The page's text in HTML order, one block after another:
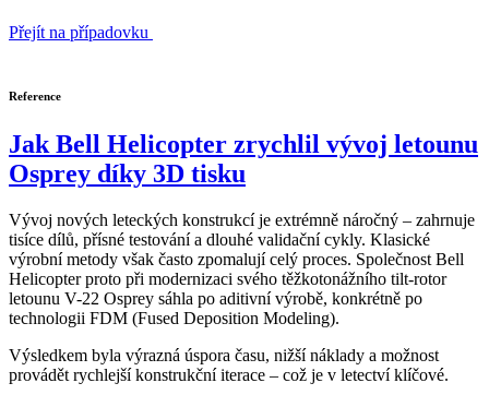
Přejít na případovku
Reference
Jak Bell Helicopter zrychlil vývoj letounu
Osprey díky 3D tisku
Vývoj nových leteckých konstrukcí je extrémně náročný – zahrnuje
tisíce dílů, přísné testování a dlouhé validační cykly. Klasické
výrobní metody však často zpomalují celý proces. Společnost Bell
Helicopter proto při modernizaci svého těžkotonážního tilt-rotor
letounu V-22 Osprey sáhla po aditivní výrobě, konkrétně po
technologii FDM (Fused Deposition Modeling).
Výsledkem byla výrazná úspora času, nižší náklady a možnost
provádět rychlejší konstrukční iterace – což je v letectví klíčové.